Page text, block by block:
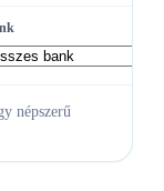
népszerű